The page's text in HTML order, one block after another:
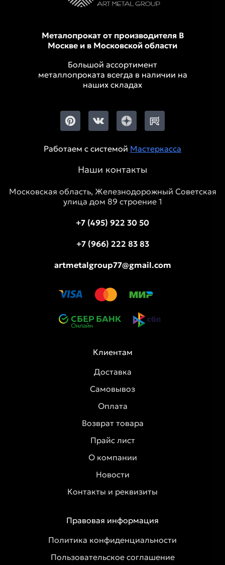
Металопрокат от производителя В
Москве и в Московской области
Большой ассортимент
металлопроката всегда в наличии на
наших складах
Работаем с системой Мастеркасса
Наши контакты
Московская область, Железнодорожный Советская
улица дом 89 строение 1
+7 (495) 922 30 50
+7 (966) 222 83 83
artmetalgroup77@gmail.com
Клиентам
Доставка
Самовывоз
Оплата
Возврат товара
Прайс лист
О компании
Новости
Контакты и реквизиты
Правовая информация
Политика конфиденциальности
Пользовательское соглашение